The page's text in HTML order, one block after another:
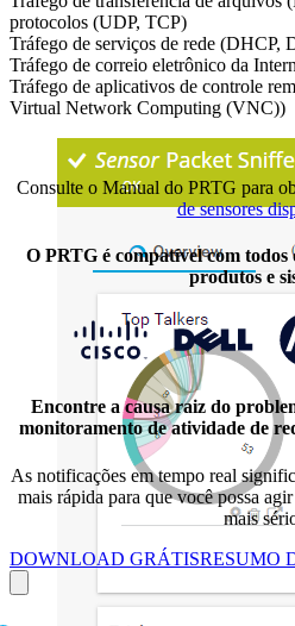
protocolos (UDP, TCP)
Tráfego de serviços de rede
Tráfego de correio eletrônico da
Tráfego de aplicativos de controle
Virtual Network Computing (VNC))
Consulte o Manual do PRTG para
de sensores
O PRTG é compatível com
produtos e
Encontre a causa raiz do
monitoramento de atividade de
As notificações em tempo real
mais rápida para que você possa
mais
DOWNLOAD GRÁTISRESUMO